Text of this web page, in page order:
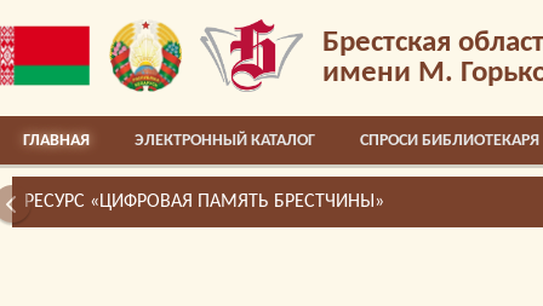
Брестская
имени М.
ГЛАВНАЯ ЭЛЕКТРОННЫЙ КАТАЛОГ СПРОСИ БИБЛИОТЕКАРЯ
РЕСУРС «ЦИФРОВАЯ ПАМЯТЬ БРЕСТЧИНЫ»